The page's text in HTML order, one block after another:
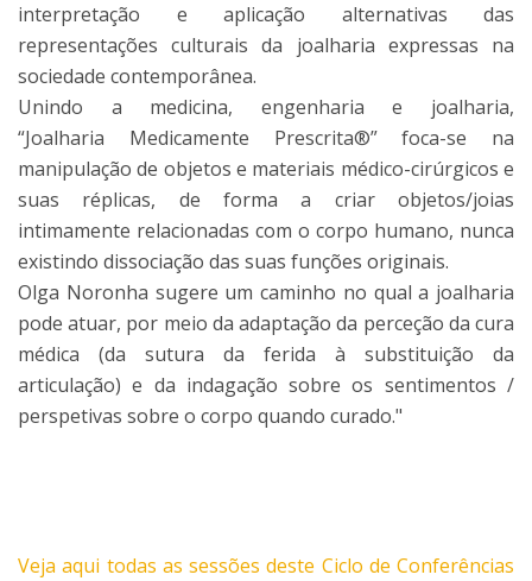
interpretação e aplicação alternativas das
representações culturais da joalharia expressas na
sociedade contemporânea.
Unindo a medicina, engenharia e joalharia,
“Joalharia Medicamente Prescrita®” foca-se na
manipulação de objetos e materiais médico-cirúrgicos e
suas réplicas, de forma a criar objetos/joias
intimamente relacionadas com o corpo humano, nunca
existindo dissociação das suas funções originais.
Olga Noronha sugere um caminho no qual a joalharia
pode atuar, por meio da adaptação da perceção da cura
médica (da sutura da ferida à substituição da
articulação) e da indagação sobre os sentimentos /
perspetivas sobre o corpo quando curado."
Veja aqui todas as sessões deste Ciclo de Conferências